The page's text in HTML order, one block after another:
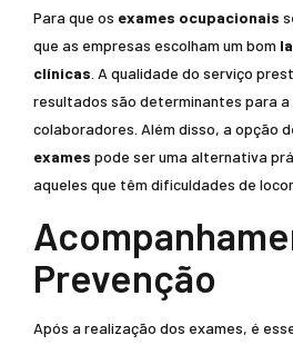
Para que os exames ocupacionais
que as empresas escolham um bom
clínicas . A qualidade do serviço
resultados são determinantes para a
colaboradores. Além disso, a opção
exames pode ser uma alternativa
aqueles que têm dificuldades de
Prevenção
Após a realização dos exames, é